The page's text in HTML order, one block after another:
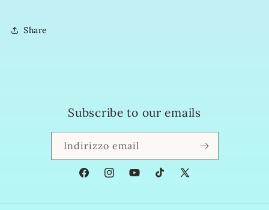
Share
Subscribe to our emails
Indirizzo email
FacebookInstagramYouTubeTikTokX